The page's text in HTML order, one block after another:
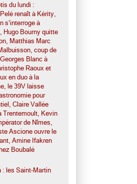
du lundi :
renaît à Kérity,
s’interroge à
Hugo Bourny quitte
Matthias Marc
coup de
Blanc à
Raoux et
en duo à la
le 39V laisse
pour
Claire Vallée
Trentemoult, Kevin
de Nîmes,
Ascione ouvre le
Amine Ifakren
Boubalé
: les Saint-Martin